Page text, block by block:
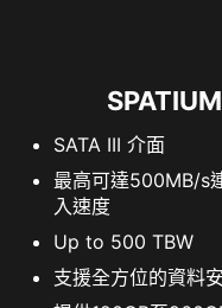
SATA III 介面
最高可達500MB/s
入速度
Up to 500 TBW
支援全方位的資料